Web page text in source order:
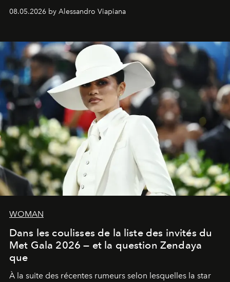
signe un takeover entre boutiques, hôtels, bateaux et
fragrances. L’une des opérations de style les plus
08.05.2026 by Alessandro Viapiana
WOMAN
Dans les coulisses de la liste des invités du
Met Gala 2026 — et la question Zendaya
que
À la suite des récentes rumeurs selon lesquelles la star